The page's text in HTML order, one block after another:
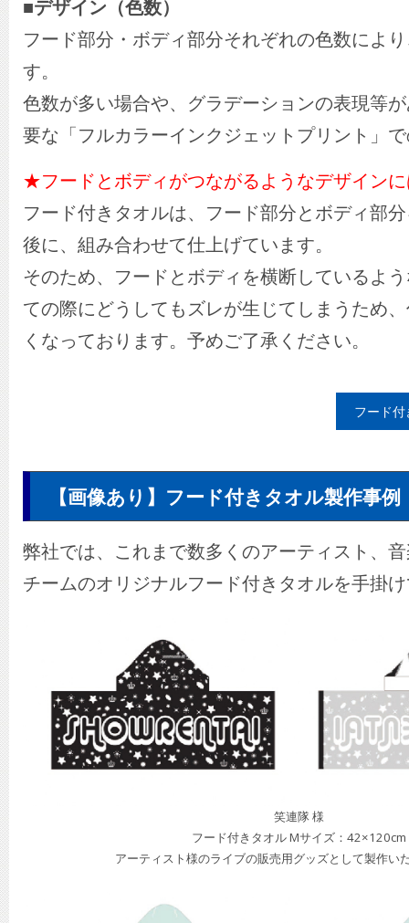
■デザイン（色数）
フード部分・ボディ部分それぞれの色数によ
す。
色数が多い場合や、グラデーションの表現等
要な「フルカラーインクジェットプリント」
★フードとボディがつながるようなデザイン
フード付きタオルは、フード部分とボディ部
後に、組み合わせて仕上げています。
そのため、フードとボディを横断しているよ
ての際にどうしてもズレが生じてしまうため
くなっております。予めご了承ください。
フード
【画像あり】フード付きタオル製作事例
弊社では、これまで数多くのアーティスト、
チームのオリジナルフード付きタオルを手掛
笑連隊 様
フード付きタオル Mサイズ：42×120cm
アーティスト様のライブの販売用グッズとして製作い